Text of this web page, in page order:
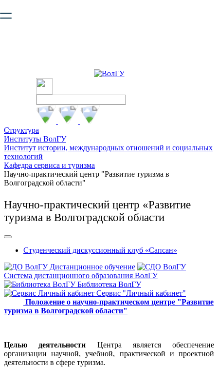
безопасную работу с сайтом. Пожалуйста
Структура
Институты ВолГУ
Институт истории, международных отношений и социальных
технологий
Кафедра сервиса и туризма
Научно-практический центр "Развитие туризма в
Волгоградской области"
Научно-практический центр «Развитие
туризма в Волгоградской области
Студенческий дискуссионный клуб «Сапсан»
Дистанционное обучение
Система дистанционного образования ВолГУ
Библиотека ВолГУ
Сервис "Личный кабинет"
Положение о научно-практическом центре "Развитие
туризма в Волгоградской области"
Целью деятельности Центра является обеспечение
организации научной, учебной, практической и проектной
деятельности в сфере туризма.